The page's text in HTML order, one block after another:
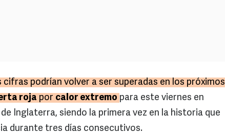
cifras podrían volver a ser superadas en los próximos
roja por calor extremo para este viernes en
Inglaterra, siendo la primera vez en la historia que
durante tres días consecutivos.